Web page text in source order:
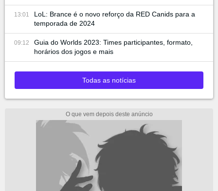
13:01
LoL: Brance é o novo reforço da RED Canids para a
temporada de 2024
09:12
Guia do Worlds 2023: Times participantes, formato,
horários dos jogos e mais
Todas as notícias